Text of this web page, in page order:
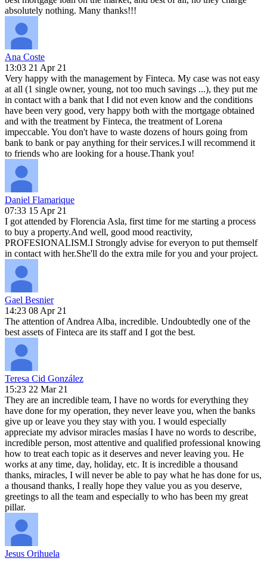
absolutely nothing. Many thanks!!!
Ana Coste
13:03 21 Apr 21
Very happy with the management by Finteca. My case was not easy
at all (1 single owner, young, not too much savings ...), they put me
in contact with a bank that I did not even know and the conditions
have been very good, very happy both with the mortgage obtained
and with the treatment by Finteca, the treatment of Lorena
impeccable. You don't have to waste dozens of hours going from
bank to bank or pay anything for their services.I will recommend it
to friends who are looking for a house.Thank you!
Daniel Flamarique
07:33 15 Apr 21
I got attended by Florencia Asla, first time for me starting a process
to buy a property.And well, good mood reactivity,
PROFESIONALISM.I Strongly advise for everyon to put themself
in contact with her.She'll do the extra mile for you and your project.
Gael Besnier
14:23 08 Apr 21
The attention of Andrea Alba, incredible. Undoubtedly one of the
best assets of Finteca are its staff and I got the best.
Teresa Cid González
15:23 22 Mar 21
They are an incredible team, I have no words for everything they
have done for my operation, they never leave you, when the banks
give up or leave you they stay with you. I would especially
appreciate my advisor miracles masías I have no words to describe,
incredible person, most attentive and qualified professional knowing
how to treat each topic as it deserves and never leaving you. He
works at any time, day, holiday, etc. It is incredible a thousand
thanks, miracles, I will never be able to pay what he has done for us,
a thousand thanks, I really hope they value you as you deserve,
greetings to all the team and especially to who has been my great
pillar.
Jesus Orihuela